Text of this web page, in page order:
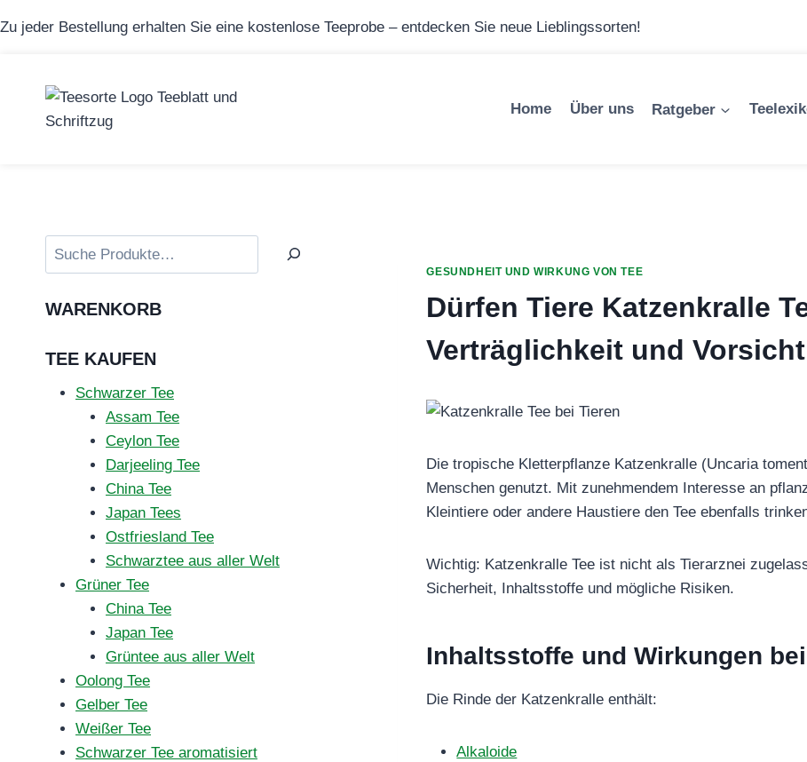
Inhalt
Zu jeder Bestellung erhalten Sie eine kostenlose Teeprobe – entdecken Sie neue Lieblingssorten!
Home Über uns Ratgeber
GESUNDHEIT UND WIRKUNG VON TEE
Dürfen Tiere Katzenkralle
Verträglichkeit und Vorsicht
Die tropische Kletterpflanze Katzenkralle (Uncaria
Menschen genutzt. Mit zunehmendem Interesse an
Kleintiere oder andere Haustiere den Tee ebenfalls
Wichtig: Katzenkralle Tee ist nicht als Tierarznei
Sicherheit, Inhaltsstoffe und mögliche Risiken.
Inhaltsstoffe und Wirkungen
Die Rinde der Katzenkralle enthält:
Alkaloide
Suchen
WARENKORB
TEE KAUFEN
Schwarzer Tee
Assam Tee
Ceylon Tee
Darjeeling Tee
China Tee
Japan Tees
Ostfriesland Tee
Schwarztee aus aller Welt
Grüner Tee
China Tee
Japan Tee
Grüntee aus aller Welt
Oolong Tee
Gelber Tee
Weißer Tee
Schwarzer Tee aromatisiert